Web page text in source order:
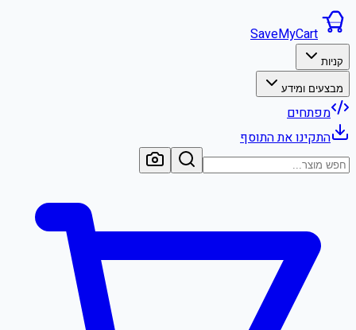
SaveMyCart
קניות
מבצעים ומידע
מפתחים
התקינו את התוסף